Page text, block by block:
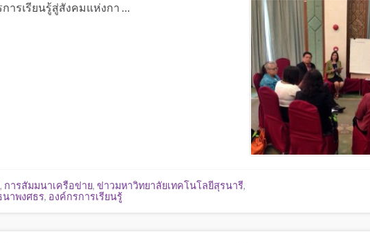
ารเรียนรู้สู่สังคมแห่งกา …
, การสัมมนาเครือข่าย, ข่าวมหาวิทยาลัยเทคโนโลยีสุรนารี,
าพงศธร, องค์กรการเรียนรู้